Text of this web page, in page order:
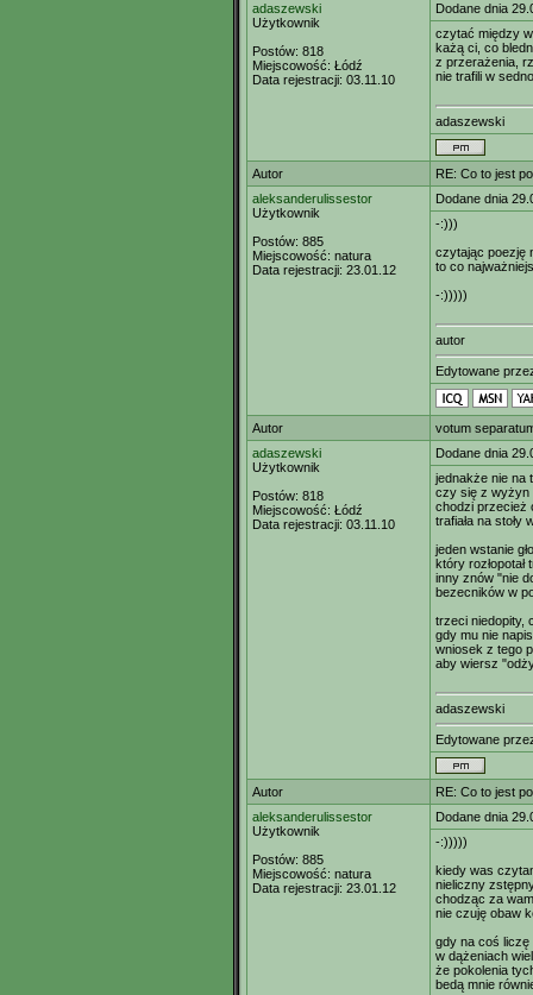
adaszewski
Użytkownik
Postów: 818
Miejscowość: Łódź
Data rejestracji: 03.11.10
Dodane dnia
czytać między
każą ci, co
z przerażenia,
nie trafili w sedno
adaszewski
Autor
RE: Co to jest
aleksanderulissestor
Użytkownik
Postów: 885
Miejscowość: natura
Data rejestracji: 23.01.12
Dodane dnia
-:)))
czytając poezję
to co
-:)))))
autor
Edytowane
Autor
votum
adaszewski
Użytkownik
Postów: 818
Miejscowość: Łódź
Data rejestracji: 03.11.10
Dodane dnia
jednakże nie na
czy się z wyżyn
chodzi przecież
trafiała na stoły
jeden wstanie
który rozłopotał
inny znów "nie
bezecników w
trzeci niedopity,
gdy mu nie
wniosek z tego
aby wiersz
adaszewski
Edytowane
Autor
RE: Co to jest
aleksanderulissestor
Użytkownik
Postów: 885
Miejscowość: natura
Data rejestracji: 23.01.12
Dodane dnia
-:)))))
kiedy was
nieliczny
chodząc za
nie czuję obaw
gdy na coś liczę
w dążeniach
że pokolenia
bedą mnie